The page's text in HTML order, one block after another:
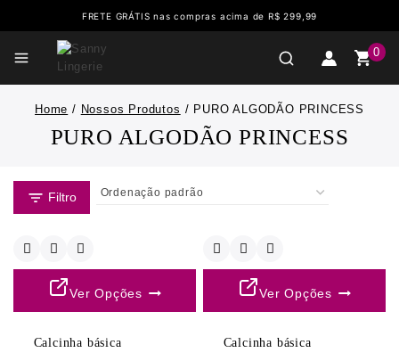
FRETE GRÁTIS nas compras acima de R$ 299,99
0
Home / Nossos Produtos / PURO ALGODÃO PRINCESS
PURO ALGODÃO PRINCESS
Filtro
Ver Opções
Calcinha básica
Ver Opções
Calcinha básica